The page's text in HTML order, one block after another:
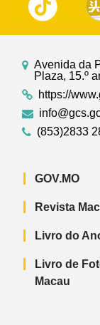
Avenida da
Plaza, 15.º
https://
(853)2833
GOV.MO
Revista
Livro do
Livro de
Macau